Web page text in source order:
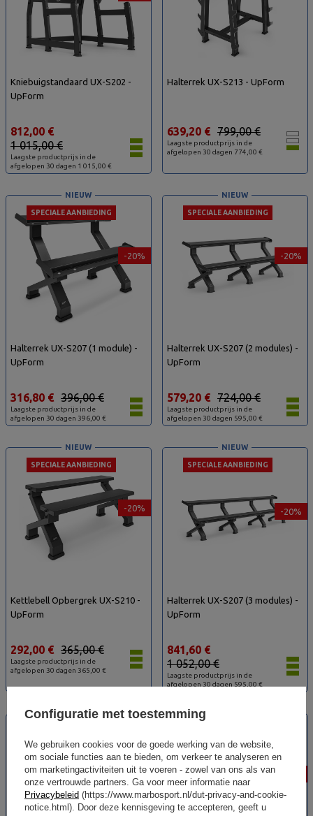
Kniebuigstandaard UX-S202 -
UpForm
Laagste productprijs in de
afgelopen 30 dagen 1 015,00 €
1 015,00 €
812,00 €
Halterrek UX-S213 - UpForm
Laagste productprijs in de
afgelopen 30 dagen 774,00 €
799,00 €
639,20 €
-20%
SPECIALE AANBIEDING
NIEUW
Halterrek UX-S207 (1 module) -
UpForm
Laagste productprijs in de
afgelopen 30 dagen 396,00 €
396,00 €
316,80 €
-20%
SPECIALE AANBIEDING
NIEUW
Halterrek UX-S207 (2 modules) -
UpForm
Laagste productprijs in de
afgelopen 30 dagen 595,00 €
724,00 €
579,20 €
-20%
SPECIALE AANBIEDING
NIEUW
Kettlebell Opbergrek UX-S210 -
UpForm
Laagste productprijs in de
afgelopen 30 dagen 365,00 €
365,00 €
292,00 €
-20%
SPECIALE AANBIEDING
NIEUW
Halterrek UX-S207 (3 modules) -
UpForm
Laagste productprijs in de
afgelopen 30 dagen 595,00 €
1 052,00 €
841,60 €
-20%
NIEUW
Configuratie met toestemming
We gebruiken cookies voor de goede werking van de website,
om sociale functies aan te bieden, om verkeer te analyseren en
om marketingactiviteiten uit te voeren - zowel van ons als van
onze vertrouwde partners. Ga voor meer informatie naar
Privacybeleid (https://www.marbosport.nl/dut-privacy-and-cookie-
notice.html). Door deze kennisgeving te accepteren, geeft u